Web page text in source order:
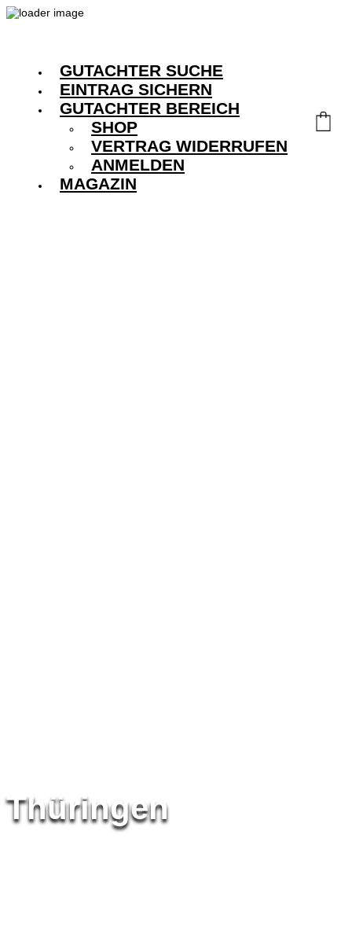
GUTACHTER SUCHE
EINTRAG SICHERN
GUTACHTER BEREICH
SHOP
VERTRAG WIDERRUFEN
ANMELDEN
MAGAZIN
Thüringen